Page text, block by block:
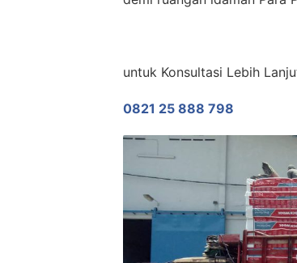
untuk Konsultasi Lebih
0821 25 888 798